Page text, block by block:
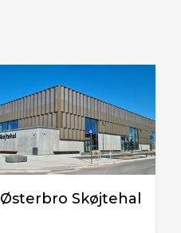
Østerbro Skøjtehal